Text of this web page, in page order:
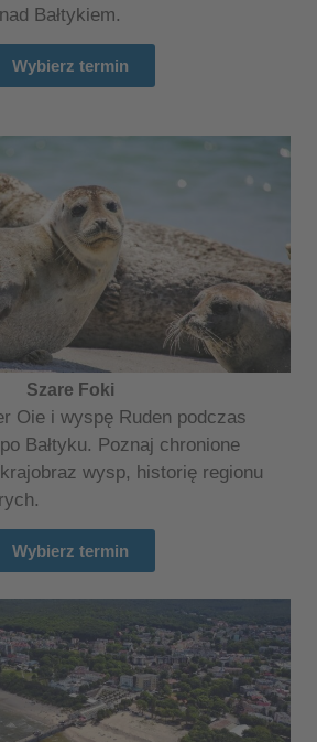
Bałtykiem.
Wybierz termin
Szare Foki
Oie i wyspę Ruden podczas
Bałtyku. Poznaj chronione
wysp, historię regionu
Wybierz termin